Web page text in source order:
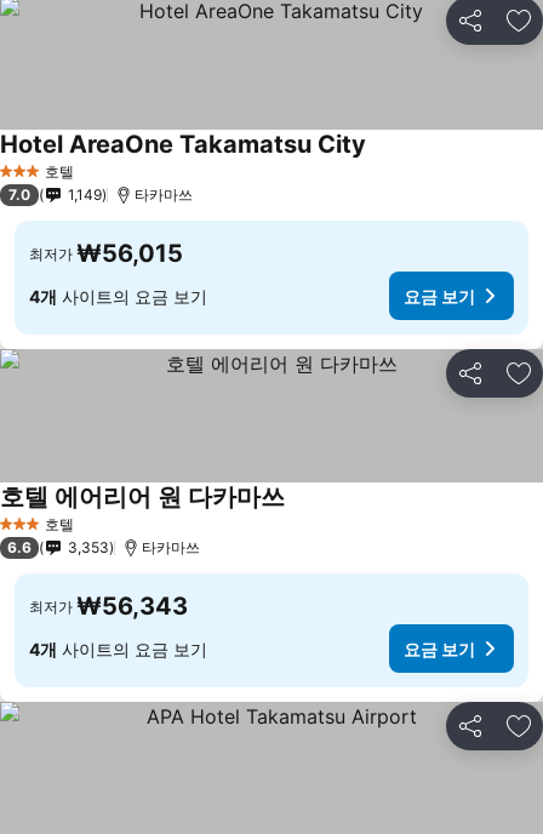
공유 즐
3 성급 호텔
Hotel AreaOne Takamatsu City
7.0 1,149 타카마쓰
최저가 ₩56,015
4개 사이트의 요금 보기 요금 보기
공유 즐
3 성급 호텔
호텔 에어리어 원 다카마쓰요금 보기
6.6 3,353 타카마쓰
최저가 ₩56,343
4개 사이트의 요금 보기 요금 보기
공유 즐